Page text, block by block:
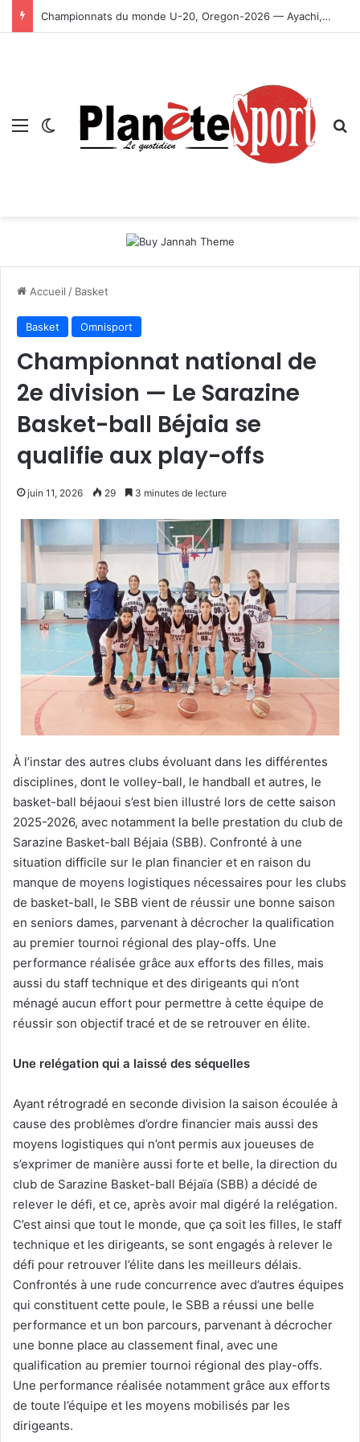
Championnats du monde U-20, Oregon-2026 — Ayachi, Dissa, Touahria et Ghezali en finale
Menu Switch skin
Accueil / Basket
Basket Omnisport
Championnat national de
2e division — Le Sarazine
Basket-ball Béjaia se
qualifie aux play-offs
juin 11, 2026 29 3 minutes de lecture
À l’instar des autres clubs évoluant dans les différentes
disciplines, dont le volley-ball, le handball et autres, le
basket-ball béjaoui s’est bien illustré lors de cette saison
2025-2026, avec notamment la belle prestation du club de
Sarazine Basket-ball Béjaia (SBB). Confronté à une
situation difficile sur le plan financier et en raison du
manque de moyens logistiques nécessaires pour les clubs
de basket-ball, le SBB vient de réussir une bonne saison
en seniors dames, parvenant à décrocher la qualification
au premier tournoi régional des play-offs. Une
performance réalisée grâce aux efforts des filles, mais
aussi du staff technique et des dirigeants qui n’ont
ménagé aucun effort pour permettre à cette équipe de
réussir son objectif tracé et de se retrouver en élite.
Une relégation qui a laissé des séquelles
Ayant rétrogradé en seconde division la saison écoulée à
cause des problèmes d’ordre financier mais aussi des
moyens logistiques qui n’ont permis aux joueuses de
s’exprimer de manière aussi forte et belle, la direction du
club de Sarazine Basket-ball Béjaïa (SBB) a décidé de
relever le défi, et ce, après avoir mal digéré la relégation.
C’est ainsi que tout le monde, que ça soit les filles, le staff
technique et les dirigeants, se sont engagés à relever le
défi pour retrouver l’élite dans les meilleurs délais.
Confrontés à une rude concurrence avec d’autres équipes
qui constituent cette poule, le SBB a réussi une belle
performance et un bon parcours, parvenant à décrocher
une bonne place au classement final, avec une
qualification au premier tournoi régional des play-offs.
Une performance réalisée notamment grâce aux efforts
de toute l’équipe et les moyens mobilisés par les
dirigeants.